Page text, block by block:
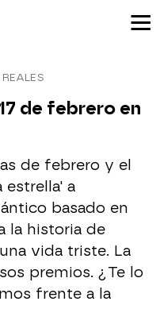
de febrero en
de febrero y el
estrella' a
basado en
la historia de
vida triste. La
premios. ¿Te lo
frente a la